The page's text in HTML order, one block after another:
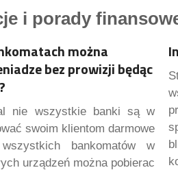
i porady
można
bez prowizji będąc
nie wszystkie banki są w
swoim klientom darmowe
bankomatów w
urządzeń można pobierac